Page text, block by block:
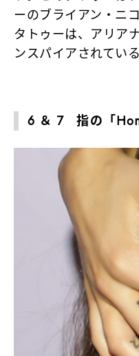
ーのブライアン・ニ
タトゥーは、アリア
ンスパイアされている